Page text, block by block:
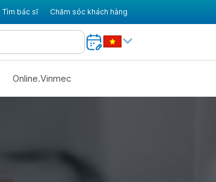
Tìm bác sĩ Chăm sóc khách hàng
Online.Vinmec